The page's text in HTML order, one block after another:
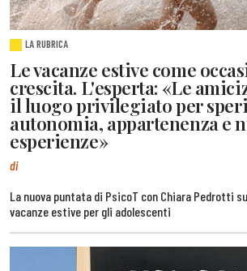
LA RUBRICA
Le vacanze estive come
crescita. L'esperta: «Le
il luogo privilegiato per
autonomia, appartenenza e
esperienze»
di
La nuova puntata di PsicoT con Chiara Pedrotti
vacanze estive per gli adolescenti